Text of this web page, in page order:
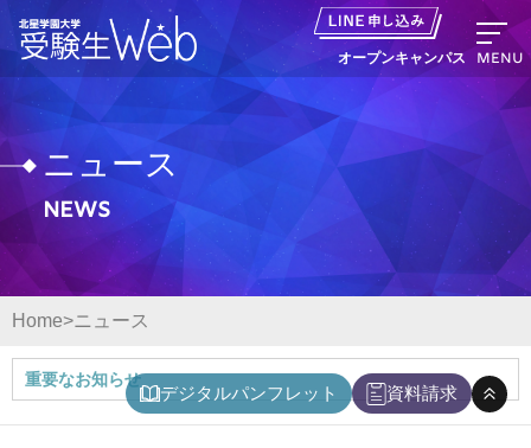
オープンキャンパス MENU
資料請求
出願の流れ
オープンキャンパス LINE申し込み
ニュース
ニュース
News
Home ニュース
重要なお知らせ
デジタルパンフレット 資料請求